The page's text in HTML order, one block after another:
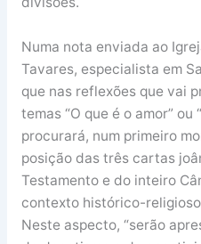
Numa nota enviada ao
Tavares, especialista em
que nas reflexões que vai
temas “O que é o amor” ou
procurará, num primeiro
posição das três cartas
Testamento e do inteiro
contexto histórico-
Neste aspecto, “serão